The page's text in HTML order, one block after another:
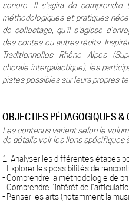
sonore. Il s’agira de
méthodologiques et pratiques
de collectage, qu’il s’agisse
des contes ou autres récits.
Traditionnelles Rhône Alpes
chorale intergalactique), les
pistes possibles sur leurs propres
OBJECTIFS PÉDAGOGIQUES
Les contenus varient selon le
de détails voir les liens spécifiques
1. Analyser les différentes étapes
- Explorer les possibilités de
- Comprendre la méthodologie de
- Comprendre l’intérêt de
- Penser les arts (notamment la